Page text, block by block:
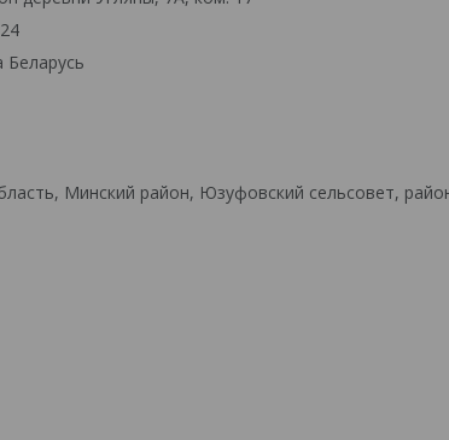
Беларусь
Минский район, Юзуфовский сельсовет,